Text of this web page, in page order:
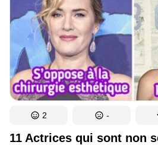
11 Actrices qui sont non
2 -